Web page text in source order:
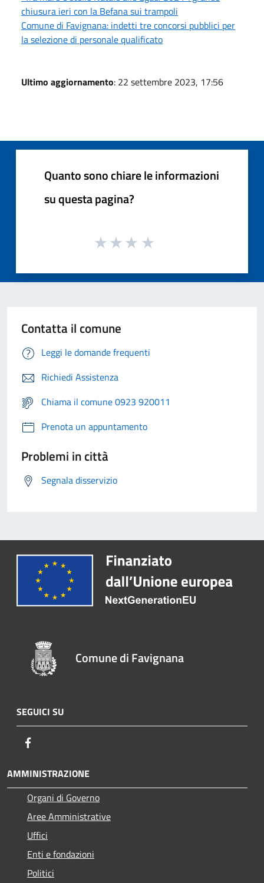
chiusura ieri con la Befana sui trampoli
Comune di Favignana: indetti tre concorsi pubblici per
la selezione di personale qualificato
Ultimo aggiornamento: 22 settembre 2023, 17:56
Quanto sono chiare le informazioni
su questa pagina?
Contatta il comune
Leggi le domande frequenti
Richiedi Assistenza
Chiama il comune 0923 920011
Prenota un appuntamento
Problemi in città
Segnala disservizio
Comune di Favignana
SEGUICI SU
AMMINISTRAZIONE
Organi di Governo
Aree Amministrative
Uffici
Enti e fondazioni
Politici